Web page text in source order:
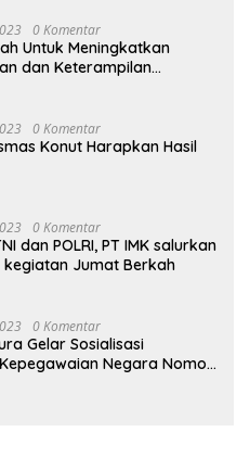
0 Komentar
Untuk Meningkatkan
dan Keterampilan
0 Komentar
Konut Harapkan Hasil
0 Komentar
dan POLRI, PT IMK salurkan
Jumat Berkah
0 Komentar
Gelar Sosialisasi
Negara Nomor